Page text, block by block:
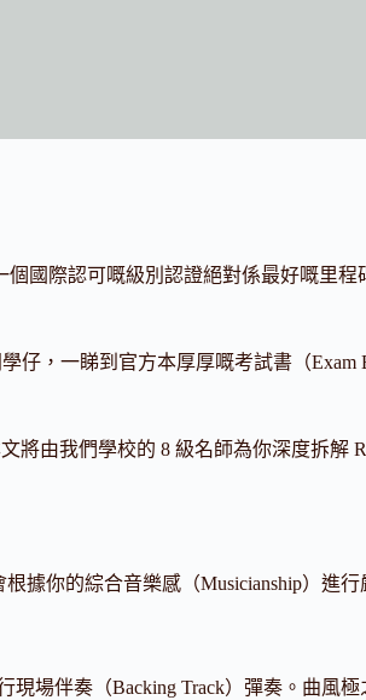
國際認可嘅級別認證絕對係最好嘅里程
仔，一睇到官方本厚厚嘅考試書（
由我們學校的 8 級名師為你深度拆解
據你的綜合音樂感（Musicianship）進行
場伴奏（Backing Track）彈奏。曲風